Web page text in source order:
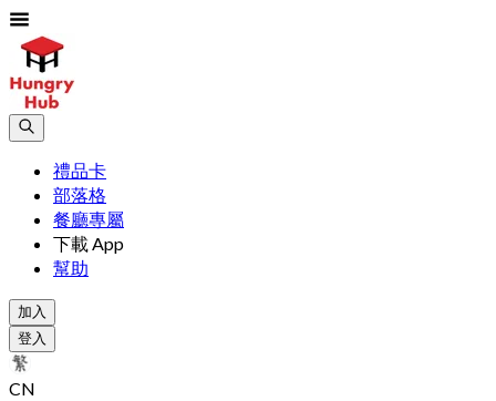
禮品卡
部落格
餐廳專屬
下載 App
幫助
加入
登入
CN